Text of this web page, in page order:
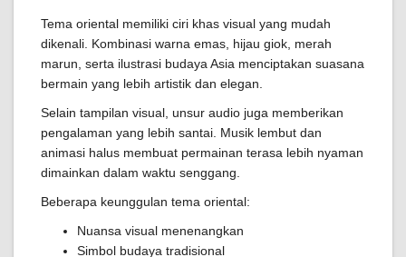
Tema oriental memiliki ciri khas visual yang mudah
dikenali. Kombinasi warna emas, hijau giok, merah
marun, serta ilustrasi budaya Asia menciptakan suasana
bermain yang lebih artistik dan elegan.
Selain tampilan visual, unsur audio juga memberikan
pengalaman yang lebih santai. Musik lembut dan
animasi halus membuat permainan terasa lebih nyaman
dimainkan dalam waktu senggang.
Beberapa keunggulan tema oriental:
Nuansa visual menenangkan
Simbol budaya tradisional